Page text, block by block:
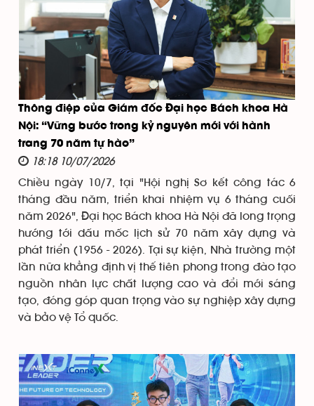
Thông điệp của Giám đốc Đại học Bách khoa Hà
Nội: “Vững bước trong kỷ nguyên mới với hành
trang 70 năm tự hào”
18:18 10/07/2026
Chiều ngày 10/7, tại "Hội nghị Sơ kết công tác 6
tháng đầu năm, triển khai nhiệm vụ 6 tháng cuối
năm 2026", Đại học Bách khoa Hà Nội đã long trọng
hướng tới dấu mốc lịch sử 70 năm xây dựng và
phát triển (1956 - 2026). Tại sự kiện, Nhà trường một
lần nữa khẳng định vị thế tiên phong trong đào tạo
nguồn nhân lực chất lượng cao và đổi mới sáng
tạo, đóng góp quan trọng vào sự nghiệp xây dựng
và bảo vệ Tổ quốc.